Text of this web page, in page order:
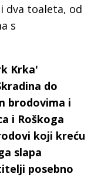
dva toaleta, od
s
Krka'
do
brodovima i
i Roškoga
koji kreću
slapa
posebno